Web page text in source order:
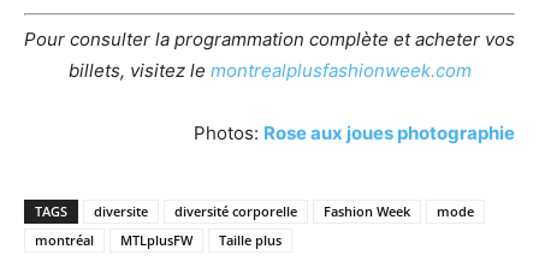
Pour consulter la programmation complète et acheter vos
billets, visitez le montrealplusfashionweek.com
Photos: Rose aux joues photographie
TAGS diversite diversité corporelle Fashion Week
mode
montréal
MTLplusFW Taille plus